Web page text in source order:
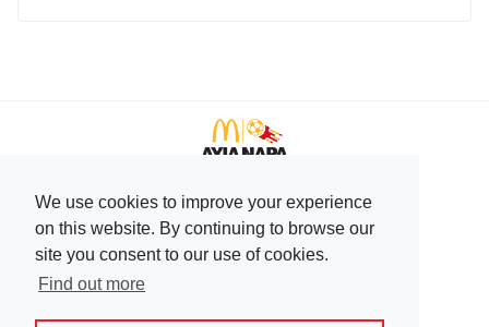
We use cookies to improve your experience
on this website. By continuing to browse our
site you consent to our use of cookies.
Find out more
+357 99596166
+357 23744708
soccerworldcyprus@cytanet.com.cy
Follow us: